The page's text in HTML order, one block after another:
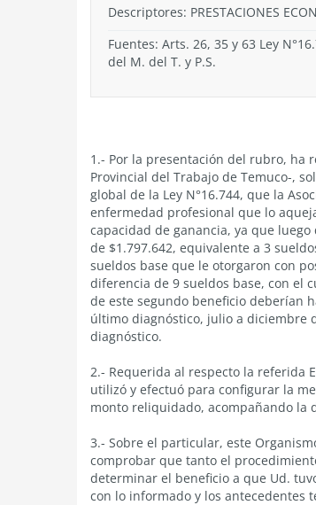
Descriptores: PRESTACIONES
Fuentes: Arts. 26, 35 y 63 Ley
del M. del T. y P.S.
1.- Por la presentación del rubro, ha
Provincial del Trabajo de Temuco-,
global de la Ley N°16.744, que la
enfermedad profesional que lo
capacidad de ganancia, ya que
de $1.797.642, equivalente a 3
sueldos base que le otorgaron con
diferencia de 9 sueldos base, con el
de este segundo beneficio deberían
último diagnóstico, julio a diciembre
diagnóstico.
2.- Requerida al respecto la referida
utilizó y efectuó para configurar la
monto reliquidado, acompañando la
3.- Sobre el particular, este
comprobar que tanto el
determinar el beneficio a que Ud.
con lo informado y los antecedentes